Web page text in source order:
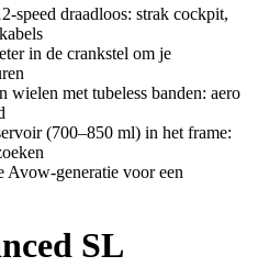
speed draadloos: strak cockpit,
in de crankstel om je
wielen met tubeless banden: aero
(700–850 ml) in het frame:
Avow-generatie voor een
SL